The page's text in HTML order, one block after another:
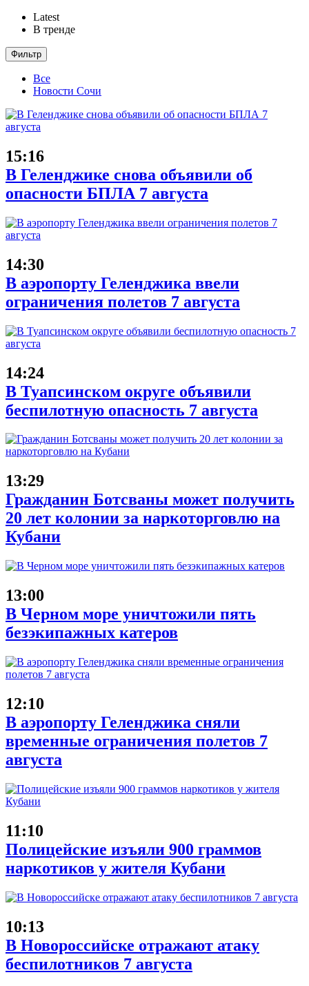
Latest
В тренде
Фильтр
Все
Новости Сочи
15:16
В Геленджике снова объявили об
опасности БПЛА 7 августа
14:30
В аэропорту Геленджика ввели
ограничения полетов 7 августа
14:24
В Туапсинском округе объявили
беспилотную опасность 7 августа
13:29
Гражданин Ботсваны может получить
20 лет колонии за наркоторговлю на
Кубани
13:00
В Черном море уничтожили пять
безэкипажных катеров
12:10
В аэропорту Геленджика сняли
временные ограничения полетов 7
августа
11:10
Полицейские изъяли 900 граммов
наркотиков у жителя Кубани
10:13
В Новороссийске отражают атаку
беспилотников 7 августа